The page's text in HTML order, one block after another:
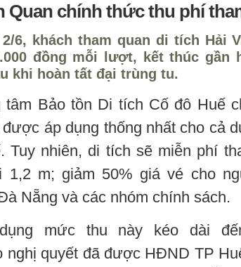
Quan chính thức thu phí
6, khách tham quan di tích Hải
đồng mỗi lượt, kết thúc gần
khi hoàn tất đại trùng tu.
tâm Bảo tồn Di tích Cố đô Huế
áp dụng thống nhất cho cả
Tuy nhiên, di tích sẽ miễn phí
m; giảm 50% giá vé cho
Nẵng và các nhóm chính sách.
mức thu này kéo dài
nghị quyết đã được HĐND TP